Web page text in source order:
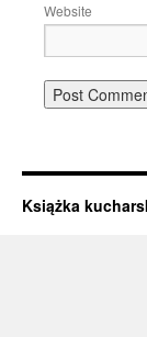
Website
Książka